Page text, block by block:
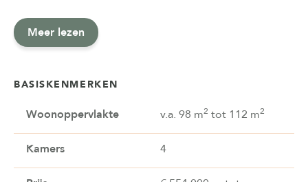
Meer lezen
BASISKENMERKEN
Woonoppervlakte v.a. 98 m2 tot 112 m2
Kamers 4